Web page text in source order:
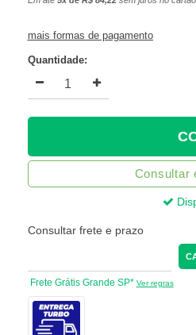
mais formas de pagamento
Quantidade:
Consultar
Consultar frete e prazo
Frete Grátis Grande SP* Ver regras